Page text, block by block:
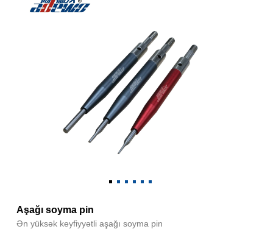
Aşağı soyma pin
Ən yüksək keyfiyyətli aşağı soyma pin